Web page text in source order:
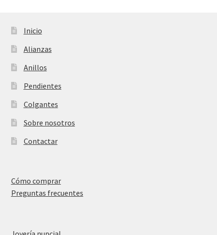
Inicio
Alianzas
Anillos
Pendientes
Colgantes
Sobre nosotros
Contactar
Cómo comprar
Preguntas frecuentes